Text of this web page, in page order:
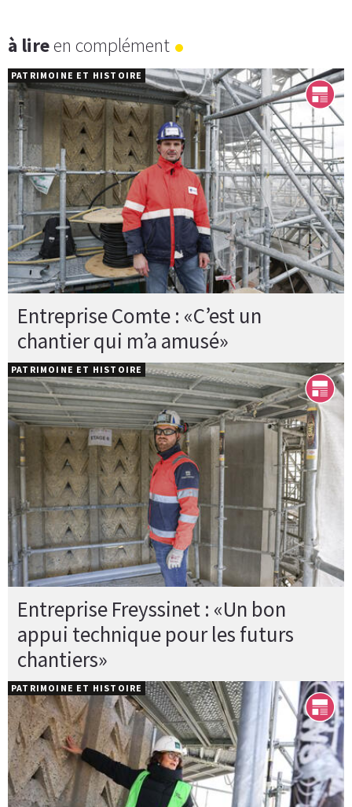
à lireen complément
Entreprise Comte : «C’est un
chantier qui m’a amusé»
PATRIMOINE ET HISTOIRE
Entreprise Freyssinet : «Un bon
appui technique pour les futurs
chantiers»
PATRIMOINE ET HISTOIRE
PATRIMOINE ET HISTOIRE